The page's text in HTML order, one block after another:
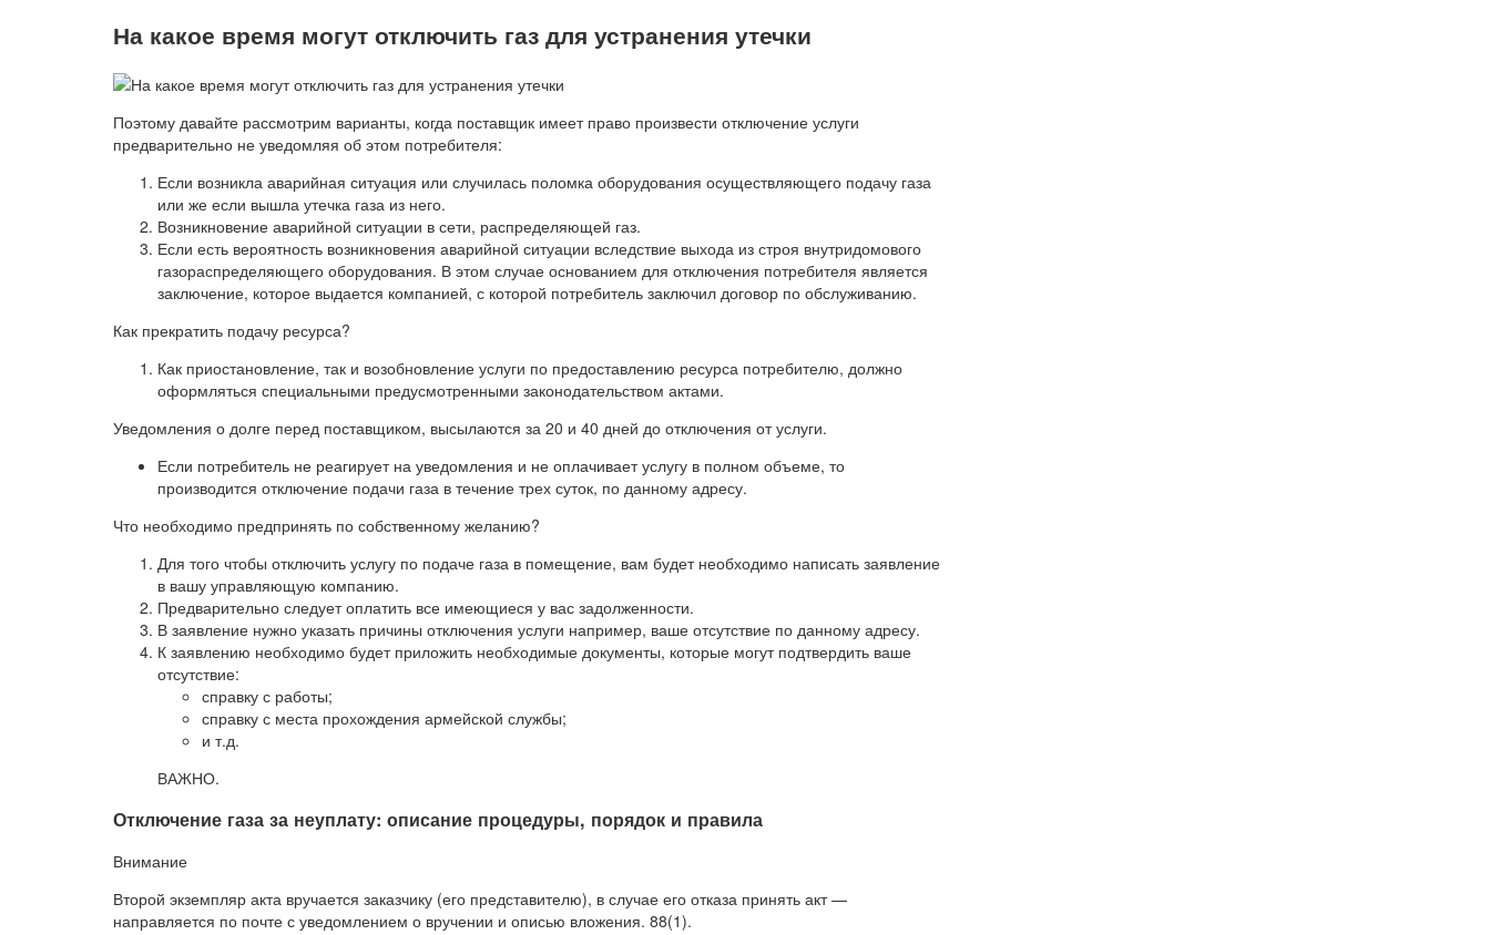
На какое время могут отключить газ для устранения утечки
Поэтому давайте рассмотрим варианты, когда поставщик имеет право произвести отключение услуги
предварительно не уведомляя об этом потребителя:
Если возникла аварийная ситуация или случилась поломка оборудования осуществляющего подачу газа
или же если вышла утечка газа из него.
Возникновение аварийной ситуации в сети, распределяющей газ.
Если есть вероятность возникновения аварийной ситуации вследствие выхода из строя внутридомового
газораспределяющего оборудования. В этом случае основанием для отключения потребителя является
заключение, которое выдается компанией, с которой потребитель заключил договор по обслуживанию.
Как прекратить подачу ресурса?
Как приостановление, так и возобновление услуги по предоставлению ресурса потребителю, должно
оформляться специальными предусмотренными законодательством актами.
Уведомления о долге перед поставщиком, высылаются за 20 и 40 дней до отключения от услуги.
Если потребитель не реагирует на уведомления и не оплачивает услугу в полном объеме, то
производится отключение подачи газа в течение трех суток, по данному адресу.
Что необходимо предпринять по собственному желанию?
Для того чтобы отключить услугу по подаче газа в помещение, вам будет необходимо написать заявление
в вашу управляющую компанию.
Предварительно следует оплатить все имеющиеся у вас задолженности.
В заявление нужно указать причины отключения услуги например, ваше отсутствие по данному адресу.
К заявлению необходимо будет приложить необходимые документы, которые могут подтвердить ваше
отсутствие:
справку с работы;
справку с места прохождения армейской службы;
и т.д.
ВАЖНО.
Отключение газа за неуплату: описание процедуры, порядок и правила
Внимание
Второй экземпляр акта вручается заказчику (его представителю), в случае его отказа принять акт —
направляется по почте с уведомлением о вручении и описью вложения. 88(1).